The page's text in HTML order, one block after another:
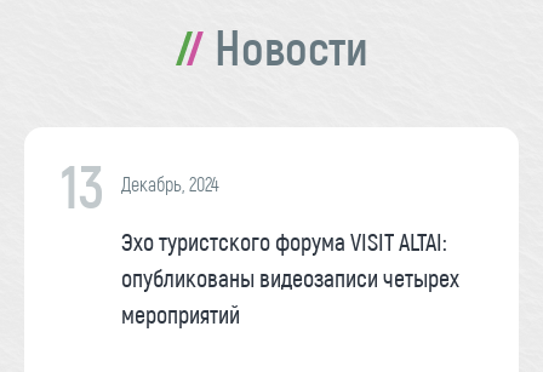
Новости
13 Декабрь, 2024
Эхо туристского форума VISIT ALTAI:
опубликованы видеозаписи четырех
мероприятий